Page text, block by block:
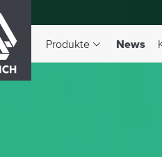
Produkte
Dropdown-Menü
News